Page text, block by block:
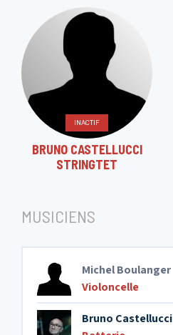
INACTIF
BRUNO CASTELLUCCI
STRINGTET
MUSICIENS
Michel Boulanger
Violoncelle
Bruno Castellucci